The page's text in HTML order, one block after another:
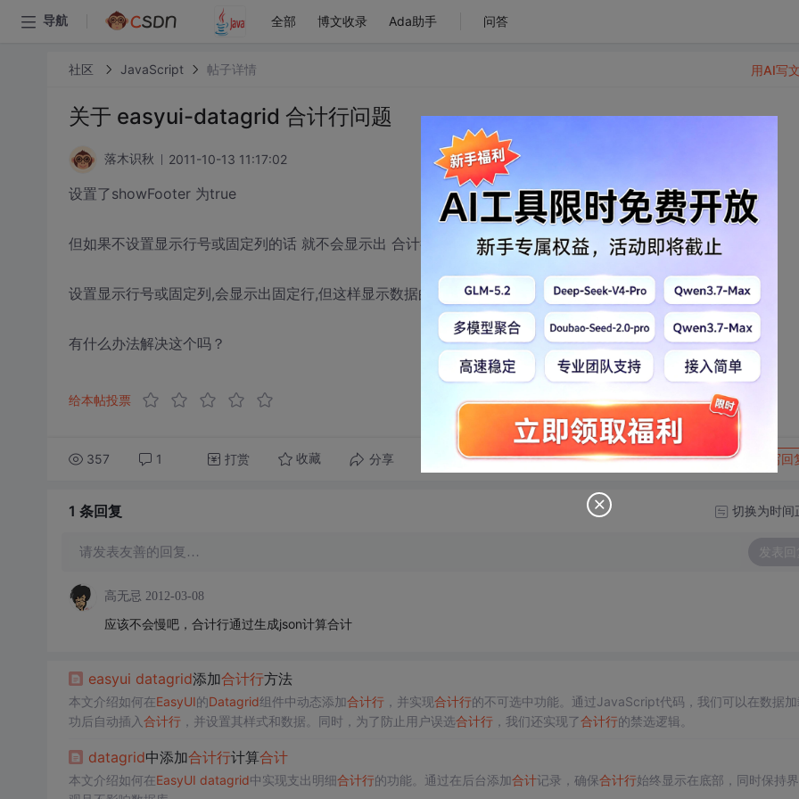
导航 全部 博文收录 Ada助手 问答
社区 JavaScript 帖子详情
关于 easyui-datagrid 合计行问题
落木识秋 2011-10-13 11:17:02
设置了showFooter 为true
但如果不设置显示行号或固定列的话 就不会显示出 合计行.
设置显示行号或固定列,会显示出固定行,但这样显示数据的时候会很慢.
有什么办法解决这个吗？
给本帖投票
357 1 打赏 收藏 分享 转发到动态 举报 写回
用AI写
1 条回复 切换为时间
请发表友善的回复… 发表回
高无忌 2012-03-08
应该不会慢吧，合计行通过生成json计算合计
easyui datagrid添加合计行方法
本文介绍如何在EasyUI的Datagrid组件中动态添加合计行，并实现合计行的不可选中功能。通过JavaScript代码，我们可以在数据
功后自动插入合计行，并设置其样式和数据。同时，为了防止用户误选合计行，我们还实现了合计行的禁选逻辑。
datagrid中添加合计行计算合计
本文介绍如何在EasyUI datagrid中实现支出明细合计行的功能。通过在后台添加合计记录，确保合计行始终显示在底部，同时保持